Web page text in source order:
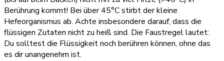
Berührung kommt! Bei über 45°C stirbt der kleine
Hefeorganismus ab. Achte insbesondere darauf, dass die
flüssigen Zutaten nicht zu heiß sind. Die Faustregel lautet:
Du solltest die Flüssigkeit noch berühren können, ohne das
es dir unangenehm ist.